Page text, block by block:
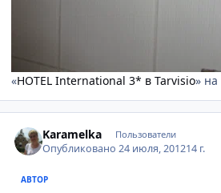
«HOTEL International 3* в Tarvisio» на
Karamelka Пользователи
Опубликовано24 июля, 201214 г.
АВТОР